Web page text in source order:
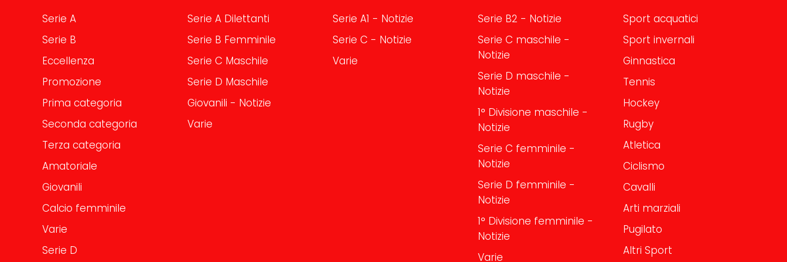
Serie A
Serie B
Eccellenza
Promozione
Prima categoria
Seconda categoria
Terza categoria
Amatoriale
Giovanili
Calcio femminile
Varie
Serie D
Serie A Dilettanti
Serie B Femminile
Serie C Maschile
Serie D Maschile
Giovanili - Notizie
Varie
Serie A1 - Notizie
Serie C - Notizie
Varie
Serie B2 - Notizie
Serie C maschile -
Notizie
Serie D maschile -
Notizie
1° Divisione maschile -
Notizie
Serie C femminile -
Notizie
Serie D femminile -
Notizie
1° Divisione femminile -
Notizie
Varie
Sport acquatici
Sport invernali
Ginnastica
Tennis
Hockey
Rugby
Atletica
Ciclismo
Cavalli
Arti marziali
Pugilato
Altri Sport